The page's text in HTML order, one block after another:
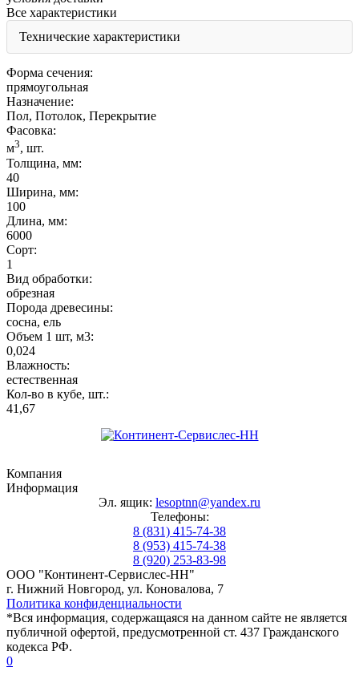
Все характеристики
Технические характеристики
Форма сечения:
прямоугольная
Назначение:
Пол, Потолок, Перекрытие
Фасовка:
м3, шт.
Толщина, мм:
40
Ширина, мм:
100
Длина, мм:
6000
Сорт:
1
Вид обработки:
обрезная
Порода древесины:
сосна, ель
Объем 1 шт, м3:
0,024
Влажность:
естественная
Кол-во в кубе, шт.:
41,67
Компания
Информация
Эл. ящик: lesoptnn@yandex.ru
Телефоны:
8 (831) 415-74-38
8 (953) 415-74-38
8 (920) 253-83-98
ООО "Континент-Сервислес-НН"
г. Нижний Новгород, ул. Коновалова, 7
Политика конфиденциальности
*Вся информация, содержащаяся на данном сайте не является
публичной офертой, предусмотренной ст. 437 Гражданского
кодекса РФ.
0